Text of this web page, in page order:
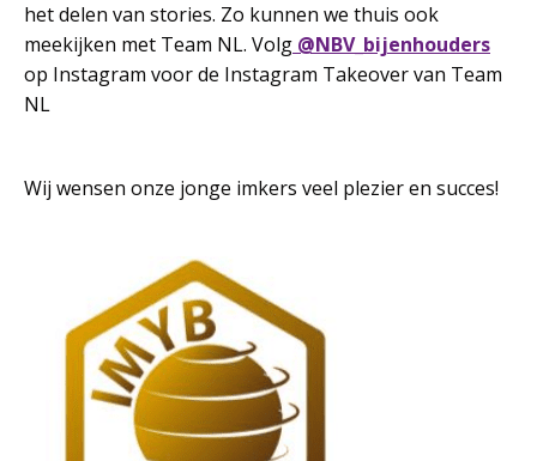
het delen van stories. Zo kunnen we thuis ook
meekijken met Team NL. Volg @NBV_bijenhouders
op Instagram voor de Instagram Takeover van Team
NL
Wij wensen onze jonge imkers veel plezier en succes!